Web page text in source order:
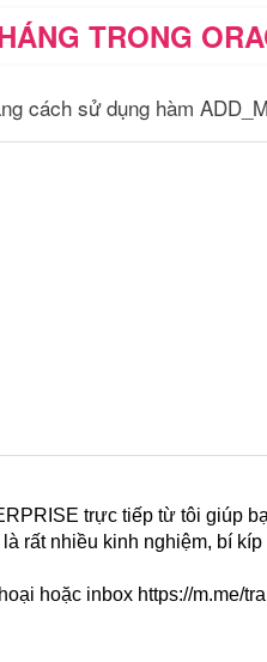
TRONG
cách sử dụng hàm
trực tiếp từ tôi giúp
rất nhiều kinh nghiệm, bí
hoặc inbox https://m.me/